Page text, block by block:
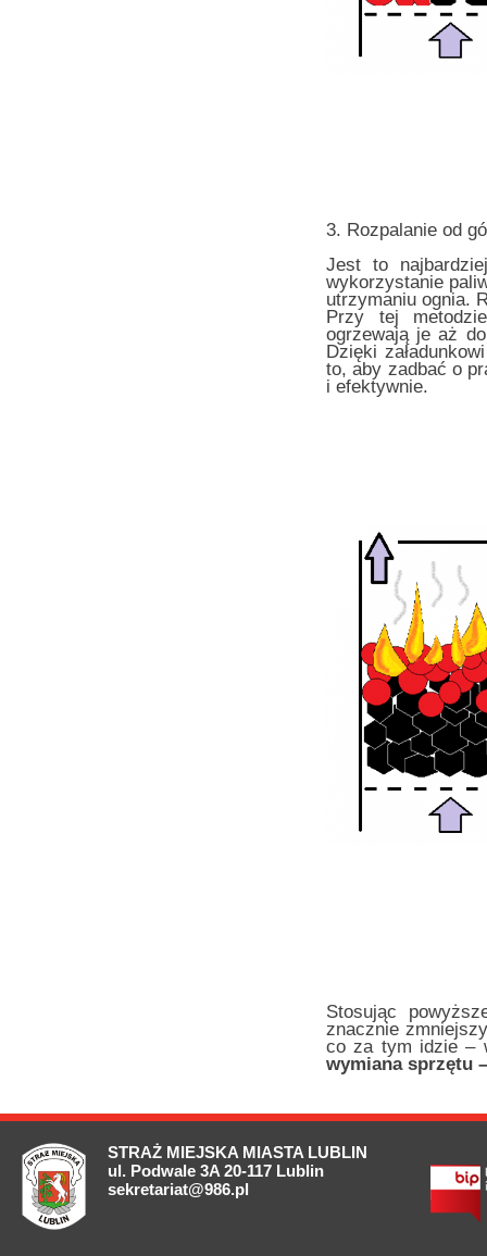
3. Rozpalanie od
Jest to
wykorzystanie
utrzymaniu ognia.
Przy tej
ogrzewają je aż
Dzięki
to, aby zadbać o
i efektywnie.
Stosując
znacznie
co za tym idzie –
wymiana sprzętu
STRAŻ MIEJSKA MIASTA LUBLIN
ul. Podwale 3A 20-117 Lublin
sekretariat@986.pl